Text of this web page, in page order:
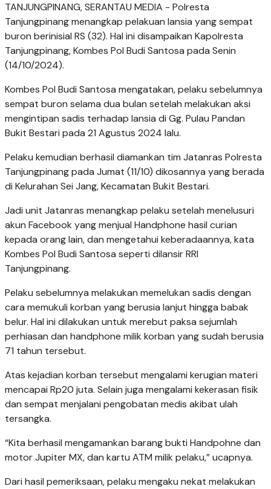
TANJUNGPINANG, SERANTAU MEDIA - Polresta
Tanjungpinang menangkap pelakuan lansia yang sempat
buron berinisial RS (32). Hal ini disampaikan Kapolresta
Tanjungpinang, Kombes Pol Budi Santosa pada Senin
(14/10/2024).
Kombes Pol Budi Santosa mengatakan, pelaku sebelumnya
sempat buron selama dua bulan setelah melakukan aksi
mengintipan sadis terhadap lansia di Gg. Pulau Pandan
Bukit Bestari pada 21 Agustus 2024 lalu.
Pelaku kemudian berhasil diamankan tim Jatanras Polresta
Tanjungpinang pada Jumat (11/10) dikosannya yang berada
di Kelurahan Sei Jang, Kecamatan Bukit Bestari.
Jadi unit Jatanras menangkap pelaku setelah menelusuri
akun Facebook yang menjual Handphone hasil curian
kepada orang lain, dan mengetahui keberadaannya, kata
Kombes Pol Budi Santosa seperti dilansir RRI
Tanjungpinang.
Pelaku sebelumnya melakukan memelukan sadis dengan
cara memukuli korban yang berusia lanjut hingga babak
belur. Hal ini dilakukan untuk merebut paksa sejumlah
perhiasan dan handphone milik korban yang sudah berusia
71 tahun tersebut.
Atas kejadian korban tersebut mengalami kerugian materi
mencapai Rp20 juta. Selain juga mengalami kekerasan fisik
dan sempat menjalani pengobatan medis akibat ulah
tersangka.
“Kita berhasil mengamankan barang bukti Handpohne dan
motor Jupiter MX, dan kartu ATM milik pelaku,” ucapnya.
Dari hasil pemeriksaan, pelaku mengaku nekat melakukan